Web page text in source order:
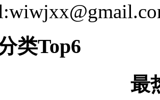
类Top6
最